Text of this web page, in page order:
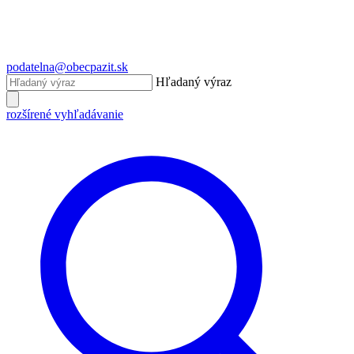
podatelna@obecpazit.sk
Hľadaný výraz
rozšírené vyhľadávanie